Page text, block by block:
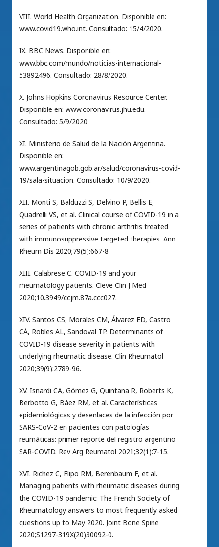
VIII. World Health Organization. Disponible en:
www.covid19.who.int. Consultado: 15/4/2020.
IX. BBC News. Disponible en:
www.bbc.com/mundo/noticias-internacional-
53892496. Consultado: 28/8/2020.
X. Johns Hopkins Coronavirus Resource Center.
Disponible en: www.coronavirus.jhu.edu.
Consultado: 5/9/2020.
XI. Ministerio de Salud de la Nación Argentina.
Disponible en:
www.argentinagob.gob.ar/salud/coronavirus-covid-
19/sala-situacion. Consultado: 10/9/2020.
XII. Monti S, Balduzzi S, Delvino P, Bellis E,
Quadrelli VS, et al. Clinical course of COVID-19 in a
series of patients with chronic arthritis treated
with immunosuppressive targeted therapies. Ann
Rheum Dis 2020;79(5):667-8.
XIII. Calabrese C. COVID-19 and your
rheumatology patients. Cleve Clin J Med
2020;10.3949/ccjm.87a.ccc027.
XIV. Santos CS, Morales CM, Álvarez ED, Castro
CÁ, Robles AL, Sandoval TP. Determinants of
COVID-19 disease severity in patients with
underlying rheumatic disease. Clin Rheumatol
2020;39(9):2789-96.
XV. Isnardi CA, Gómez G, Quintana R, Roberts K,
Berbotto G, Báez RM, et al. Características
epidemiológicas y desenlaces de la infección por
SARS-CoV-2 en pacientes con patologías
reumáticas: primer reporte del registro argentino
SAR-COVID. Rev Arg Reumatol 2021;32(1):7-15.
XVI. Richez C, Flipo RM, Berenbaum F, et al.
Managing patients with rheumatic diseases during
the COVID-19 pandemic: The French Society of
Rheumatology answers to most frequently asked
questions up to May 2020. Joint Bone Spine
2020;S1297-319X(20)30092-0.